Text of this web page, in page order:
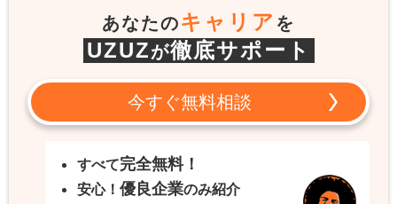
あなたのキャリア を
UZUZが徹底サポート
今すぐ無料相談
すべて完全無料！
安心！ 優良企業のみ紹介